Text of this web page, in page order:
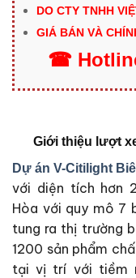
DO CTY TNHH
GIÁ BÁN VÀ
☎
Giới thiệu lượt
Dự án V-Citilight
với diện tích hơn
Hòa với quy mô 7
tung ra thị trường
1200 sản phẩm
tại vị trí với tiềm